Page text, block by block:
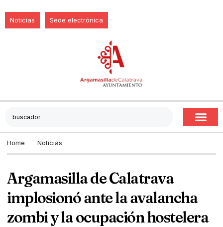
Noticias Sede electrónica
Home Noticias
Argamasilla de Calatrava
implosionó ante la avalancha
zombi y la ocupación hostelera